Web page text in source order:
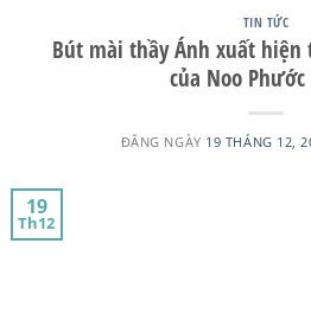
TIN TỨC
Bút mài thầy Ánh xuất
của Noo
ĐĂNG NGÀY 19 THÁNG 12,
19
Th12